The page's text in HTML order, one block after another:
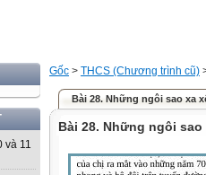
và 11
Gốc > THCS (Chương trình cũ)
Bài 28. Những ngôi sao xa
Bài 28. Những ngôi sao